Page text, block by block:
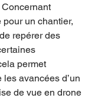
Concernant
pour un chantier,
repérer des
permet
avancées d’un
de vue en drone